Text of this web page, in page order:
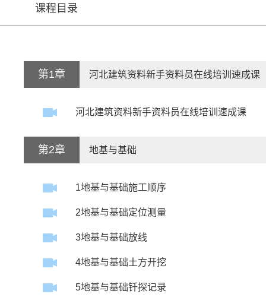
课程目录
第1章 河北建筑资料新手资料员在线培训速成课
河北建筑资料新手资料员在线培训速成课
第2章 地基与基础
1地基与基础施工顺序
2地基与基础定位测量
3地基与基础放线
4地基与基础土方开挖
5地基与基础钎探记录